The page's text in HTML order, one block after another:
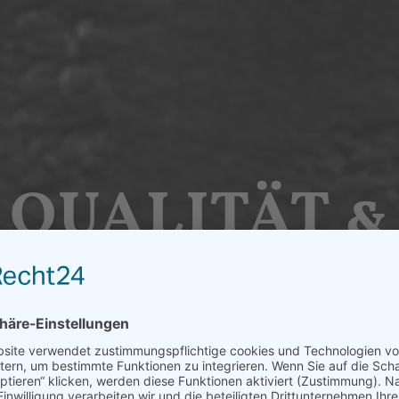
QUALITÄT &
und Wurstgenuss pur aus